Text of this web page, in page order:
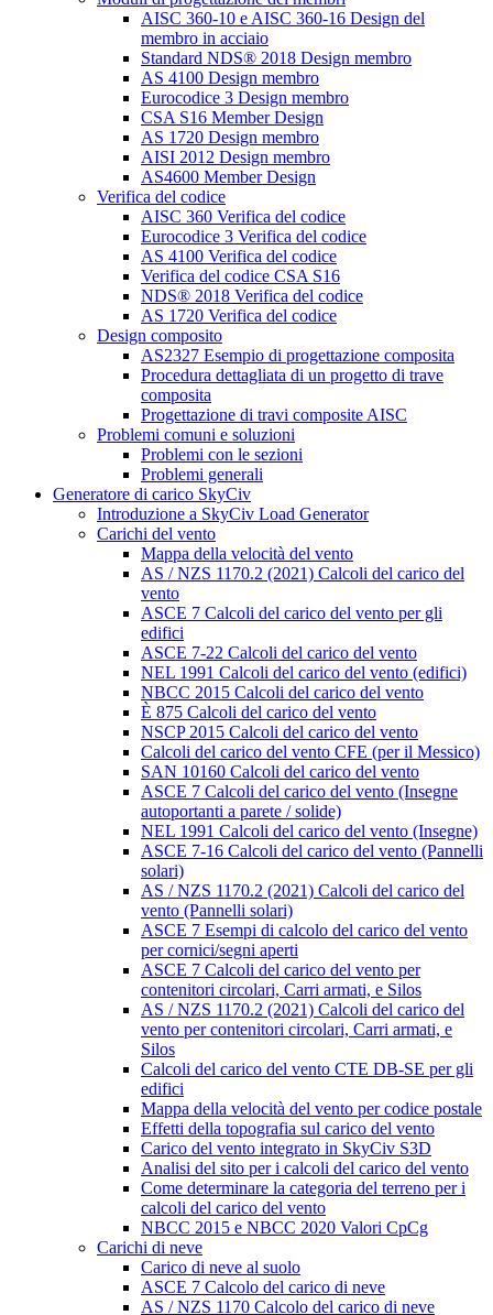
AISC 360-10 e AISC 360-16 Design del
membro in acciaio
Standard NDS® 2018 Design membro
AS 4100 Design membro
Eurocodice 3 Design membro
CSA S16 Member Design
AS 1720 Design membro
AISI 2012 Design membro
AS4600 Member Design
Verifica del codice
AISC 360 Verifica del codice
Eurocodice 3 Verifica del codice
AS 4100 Verifica del codice
Verifica del codice CSA S16
NDS® 2018 Verifica del codice
AS 1720 Verifica del codice
Design composito
AS2327 Esempio di progettazione composita
Procedura dettagliata di un progetto di trave
composita
Progettazione di travi composite AISC
Problemi comuni e soluzioni
Problemi con le sezioni
Problemi generali
Generatore di carico SkyCiv
Introduzione a SkyCiv Load Generator
Carichi del vento
Mappa della velocità del vento
AS / NZS 1170.2 (2021) Calcoli del carico del
vento
ASCE 7 Calcoli del carico del vento per gli
edifici
ASCE 7-22 Calcoli del carico del vento
NEL 1991 Calcoli del carico del vento (edifici)
NBCC 2015 Calcoli del carico del vento
È 875 Calcoli del carico del vento
NSCP 2015 Calcoli del carico del vento
Calcoli del carico del vento CFE (per il Messico)
SAN 10160 Calcoli del carico del vento
ASCE 7 Calcoli del carico del vento (Insegne
autoportanti a parete / solide)
NEL 1991 Calcoli del carico del vento (Insegne)
ASCE 7-16 Calcoli del carico del vento (Pannelli
solari)
AS / NZS 1170.2 (2021) Calcoli del carico del
vento (Pannelli solari)
ASCE 7 Esempi di calcolo del carico del vento
per cornici/segni aperti
ASCE 7 Calcoli del carico del vento per
contenitori circolari, Carri armati, e Silos
AS / NZS 1170.2 (2021) Calcoli del carico del
vento per contenitori circolari, Carri armati, e
Silos
Calcoli del carico del vento CTE DB-SE per gli
edifici
Mappa della velocità del vento per codice postale
Effetti della topografia sul carico del vento
Carico del vento integrato in SkyCiv S3D
Analisi del sito per i calcoli del carico del vento
Come determinare la categoria del terreno per i
calcoli del carico del vento
NBCC 2015 e NBCC 2020 Valori CpCg
Carichi di neve
Carico di neve al suolo
ASCE 7 Calcolo del carico di neve
AS / NZS 1170 Calcolo del carico di neve